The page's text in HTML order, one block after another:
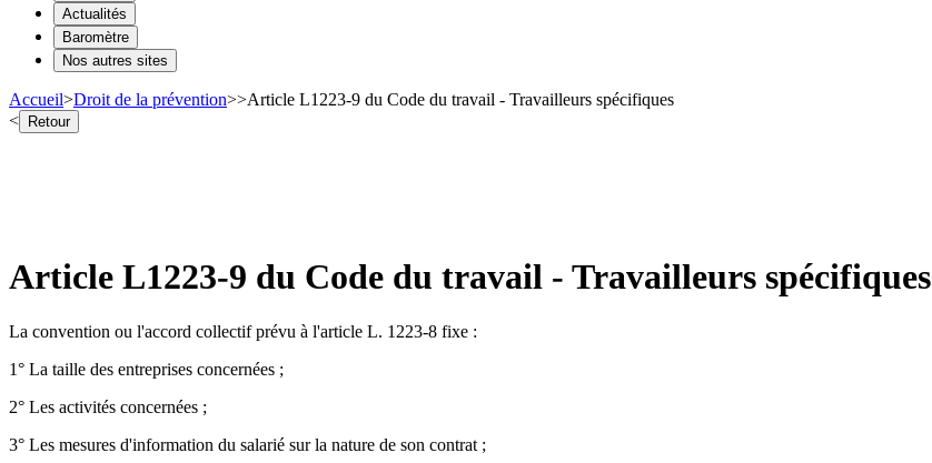
Actualités
Baromètre
Nos autres sites
Accueil>Droit de la prévention>>Article L1223-9 du Code du travail - Travailleurs spécifiques
< Retour
Article L1223-9 du Code du travail - Travailleurs spécifiques
La convention ou l'accord collectif prévu à l'article L. 1223-8 fixe :
1° La taille des entreprises concernées ;
2° Les activités concernées ;
3° Les mesures d'information du salarié sur la nature de son contrat ;